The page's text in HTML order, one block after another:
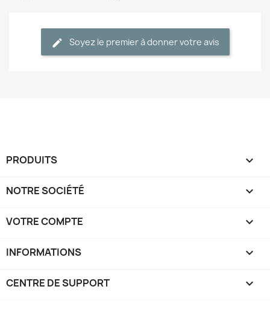
Soyez le premier à donner votre avis
PRODUITS 
NOTRE SOCIÉTÉ 
VOTRE COMPTE 
INFORMATIONS keyboard_arrow_down
CENTRE DE SUPPORT 